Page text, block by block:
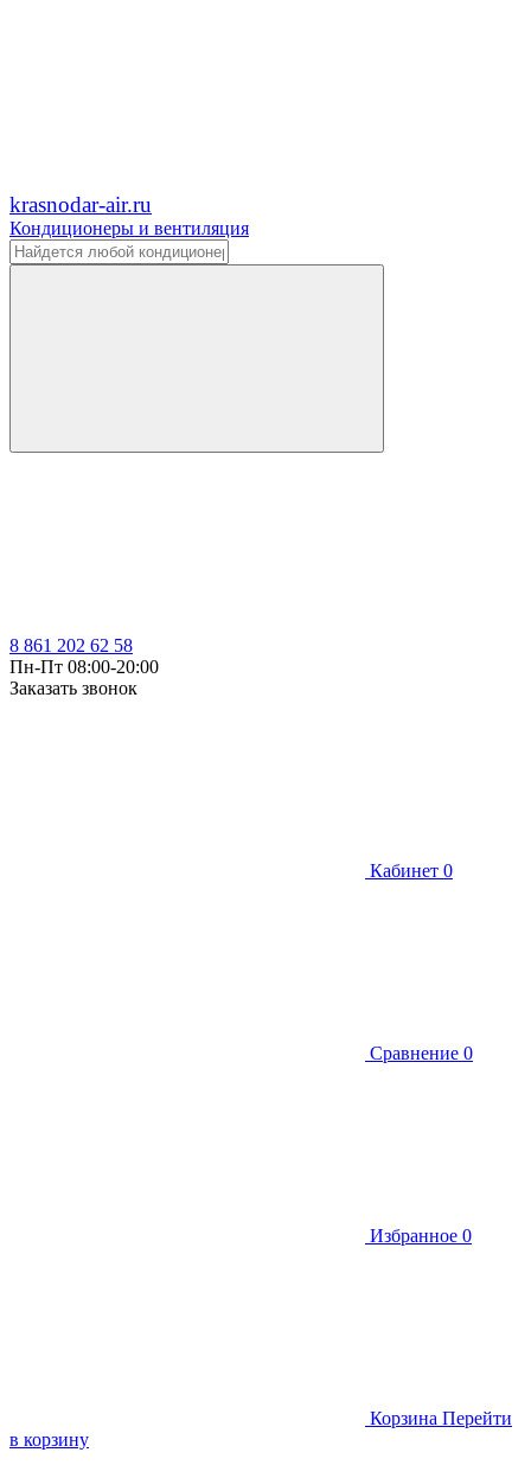
krasnodar-air.ru
Кондиционеры и вентиляция
8 861 202 62 58
Пн-Пт 08:00-20:00
Заказать звонок
Кабинет 0
Сравнение 0
Избранное 0
Корзина Перейти
в корзину